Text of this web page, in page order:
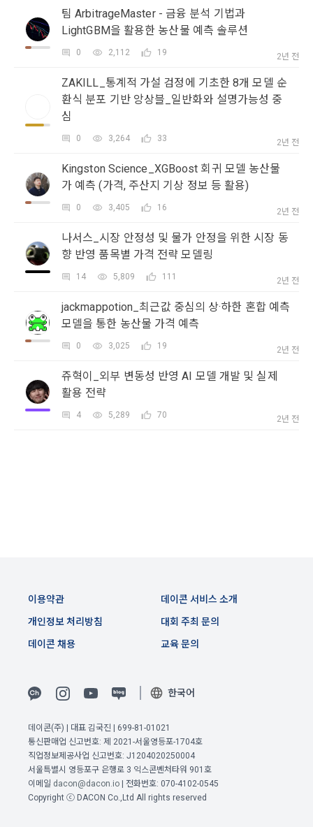
소셜 계정으로 로그인
구글 로그인
로그인 하시려면 아래 이메일로 인증이 필요합니다. 이메일을 다
시 보내시겠습니까?
닫기
데이콘 회원가입을 환영합니다. 메일 인증은 데이콘 회원가입
을 위한 필수 절차입니다. 아래 이메일을 인증하여 회원가입 절
차를 완료하여 주시기 바랍니다.
확인
8. “교육”이라 함은 “회사”가  제공하는 교육컨텐츠를 포함한 온
라인/오프라인 교육서비스를 말한다.
9. "아이디"라 함은 회원의 식별과 회원의 서비스 이용을 위하여
"회원"이 가입 시 사용한 이메일 주소를 말한다.
10. "비밀번호"라 함은 "회사"의 서비스를 이용하려는 사람이 아
이디를 부여받은 자와 동일인임을 확인하고 "회원"의 권익을 보
호하기 위하여 "회원"이 선정한 문자와 숫자의 조합 또는 이와
동일한 용도로 쓰이는 “사이트”에서 자동 생성된 인증코드를 말
제 3 조 (효력의 발생 및 변경)
본 약관은 온라인을 통하여 “회원”에게 공시함으로써 효력을 발
1. "회사"는 이 약관의 내용과 상호, 영업소 소재지, 대표자의 성
명, 사업자등록번호, 연락처 등을 "회원"이 알 수 있도록 초기 화
면에 게시하거나 기타의 방법으로 "회원"에게 공지해야 한다.
신사업법, 정보통신망이용촉진등에관한법률, 전자상거래 등에
서의 소비자보호에 관한 법률, 전자문서 및 전자거래기본법, 전
자금융거래법, 전자서명법, 소비자기본법, 개인정보보호법 등
관련법을 위배하지 않는 범위에서 이 약관을 개정할 수 있다.
3. "회사"는 "서비스"에 대해 별도의 이용약관 또는 정책(이하
“별도약관”)을 둘 수 있으며, 그 내용이 이 약관과 충돌하는 경우
“별도약관”이 우선하여 적용된다.
4. “회사”의 영업상 중요한 사유 또는 관계 법령에 의한 변경사
"회원"이 거부하는 경우 본 서비스 제공자인 "회사"는 15일의 기
간을 정하여 "회원"에게 사전 통지 후 당해 "회원"과의 계약을 해
에 따라 시행일 이후에 "서비스"를 이용하는 경우에는 동의한 것
1. 이 약관에서 규정하지 않은 사항에 관해서는 약관의규제등에
관한법률, 전기통신기본법, 전기통신사업법, 정보통신망이용촉
진등에관한법률, 전자상거래 등에서의 소비자보호에 관한 법률,
전자문서 및 전자거래기본법, 전자금융거래법, 전자서명법, 소
비자기본법 등의 관계법령에 따른다.
확인
1) 회원관리
회원제 서비스 이용에 따른 본인확인, 본인의 의사확인, 고객문
2) 서비스 제공에 관한 계약 이행 및 서비스 제공에 따른 요금정
산
본인인증, 채용정보 매칭 및 컨텐츠 제공을 위한 개인식별, 회원
간의 상호 연락, 구매 및 요금 결제, 물품 및 증빙발송, 부정 이용
방지와 비인가 사용방지
맞춤 서비스 제공, 서비스 안내 및 이용권유, 서비스 개선 및 신
규 서비스 개발을 위한 통계 및 접속빈도 파악, 통계학적 특성에
따른 광고, 이벤트 정보 및 참여기회 제공
4) 고용 및 취업동향 파악을 위한 통계학적 분석, 서비스 고도화
를 위한 데이터 분석
3. 수집하는 개인정보 항목 및 수집방법
가. 수집하는 개인정보의 항목
를 받습니다.
2) 데이콘 인재풀 등록 시 수집하는 항목
대회 코드 링크1개, 구직 의향,
희망근무지역
력, 개인 운영 사이트 링크(GitHub, Linkedin 등) ,영상, ppt
3) 모바일 서비스 이용 시 수집되는 항목
모바일 서비스의 특성상 단말기 모델 정보가 수집될 수 있으나,
확인
확인
팀 ArbitrageMaster - 금융 분석 기법과
LightGBM을 활용한 농산물 예측 솔루션
0 2,112 19 2년 전
ZAKILL_통계적 가설 검정에 기초한 8개 모델 순
환식 분포 기반 앙상블_일반화와 설명가능성 중
심
0 3,264 33 2년 전
Kingston Science_XGBoost 회귀 모델 농산물
가 예측 (가격, 주산지 기상 정보 등 활용)
0 3,405 16 2년 전
나서스_시장 안정성 및 물가 안정을 위한 시장 동
향 반영 품목별 가격 전략 모델링
14 5,809 111 2년 전
jackmappotion_최근값 중심의 상·하한 혼합 예측
모델을 통한 농산물 가격 예측
0 3,025 19 2년 전
쥬혁이_외부 변동성 반영 AI 모델 개발 및 실제
활용 전략
4 5,289 70 2년 전
이용약관
개인정보 처리방침
대회 주최 문의
교육 문의
데이콘 서비스 소개
데이콘 채용
한국어
데이콘(주) | 대표 김국진 | 699-81-01021
통신판매업 신고번호: 제 2021-서울영등포-1704호
직업정보제공사업 신고번호: J1204020250004
서울특별시 영등포구 은행로 3 익스콘벤처타워 901호
이메일 dacon@dacon.io | 전화번호: 070-4102-0545
Copyright ⓒ DACON Co.,Ltd All rights reserved